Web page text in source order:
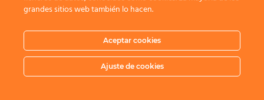
grandes sitios web también lo hacen.
Aceptar cookies
Ajuste de cookies